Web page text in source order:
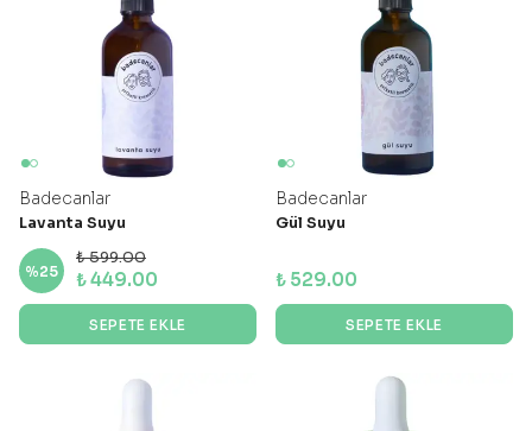
Badecanlar
Lavanta Suyu
%25
₺ 599.00
₺ 449.00
SEPETE EKLE
Badecanlar
Gül Suyu
₺ 529.00
SEPETE EKLE